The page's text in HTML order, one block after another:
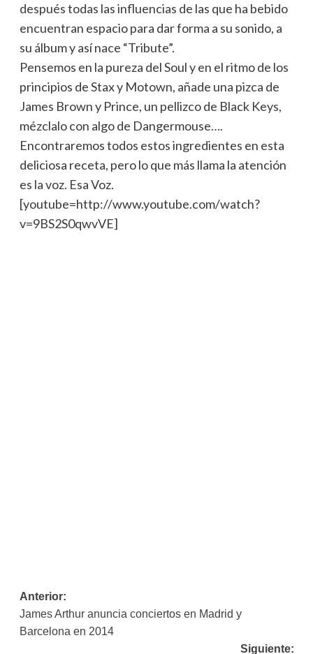
después todas las influencias de las que ha bebido
encuentran espacio para dar forma a su sonido, a
su álbum y así nace “Tribute”.
Pensemos en la pureza del Soul y en el ritmo de los
principios de Stax y Motown, añade una pizca de
James Brown y Prince, un pellizco de Black Keys,
mézclalo con algo de Dangermouse….
Encontraremos todos estos ingredientes en esta
deliciosa receta, pero lo que más llama la atención
es la voz. Esa Voz.
[youtube=http://www.youtube.com/watch?
v=9BS2S0qwvVE]
Navegación
de
Anterior:
James Arthur anuncia conciertos en Madrid y
Barcelona en 2014
Siguiente: